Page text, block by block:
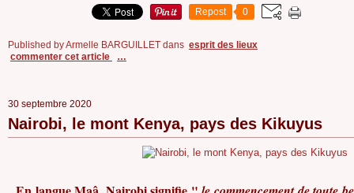
Repost 0
Published by Armelle BARGUILLET dans esprit des lieux
commenter cet article
…
30 septembre 2020
Nairobi, le mont Kenya, pays des Kikuyus